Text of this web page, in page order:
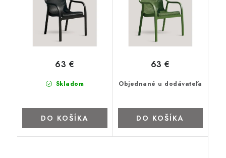
NOČNÉ STOLÍKY
KOMODY A VITRÍNY
Napíšte nám
Obchodné podmienky
Podmienky ochrany osobných údajov
Cookies
O firme
Skladom
63 €
DO KOŠÍKA
Objednané u dodávateľa
63 €
DO KOŠÍKA